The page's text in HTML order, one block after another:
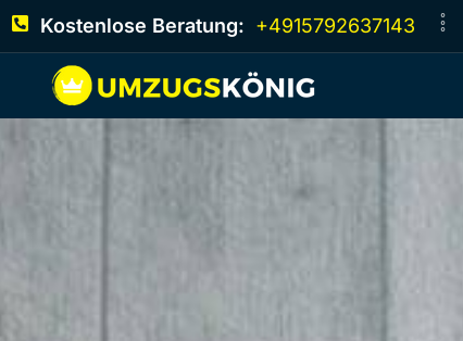
Kostenlose Beratung: +4915792637143